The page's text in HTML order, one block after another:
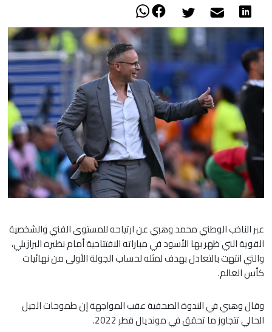
​عبر الناخب الوطني محمد وهبي عن ارتياحه للمستوى الفني والشخصية
القوية التي ظهر بها الأسود في مباراته الافتتاحية أمام نظيره البرازيلي،
والتي انتهت بالتعادل بهدف لمثله لحساب الجولة الأولى من نهائيات
كأس العالم.
وقال وهبي في الندوة الصحفية عقب المواجهة إن طموحات الجيل
الحالي تتجاوز ما تحقق في مونديال قطر 2022.